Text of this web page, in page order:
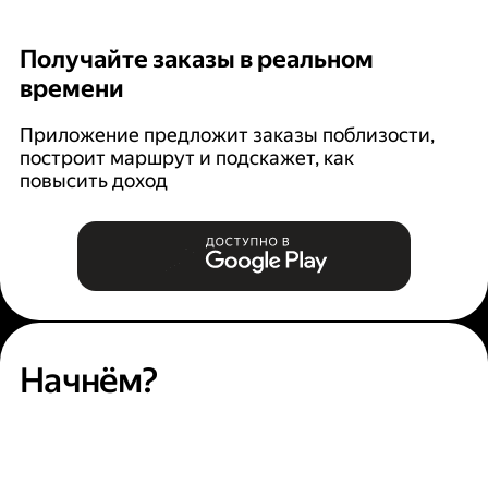
Получайте заказы в реальном
времени
Приложение предложит заказы поблизости,
построит маршрут и подскажет, как
повысить доход
Начнём?